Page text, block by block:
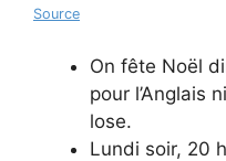
Source
On fête Noël
pour l’Anglais
lose.
Lundi soir, 20